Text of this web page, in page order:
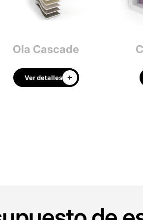
Ola Cascade
Ver detalles